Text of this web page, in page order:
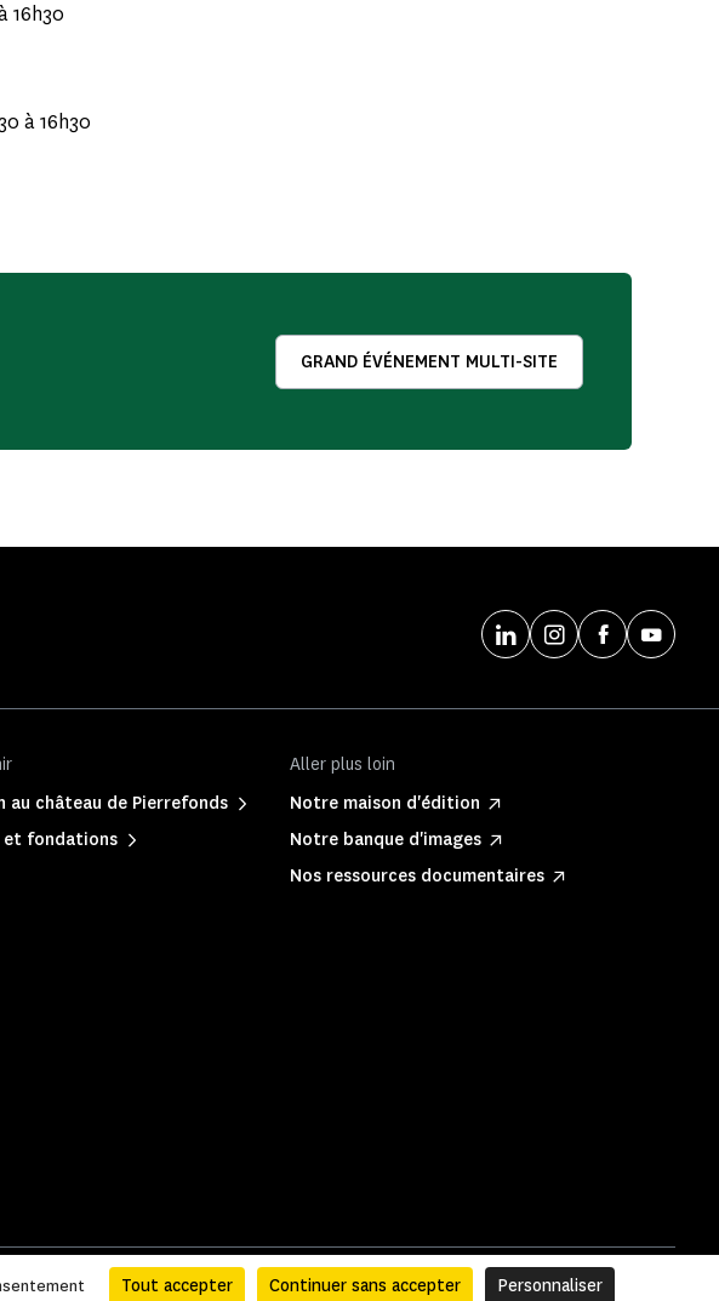
16h30
à 16h30
GRAND ÉVÉNEMENT MULTI-SITE
au château de Pierrefonds
et fondations
Aller plus loin
Notre maison d'édition
Notre banque d'images
Nos ressources documentaires
Tout accepter Continuer sans accepter Personnaliser